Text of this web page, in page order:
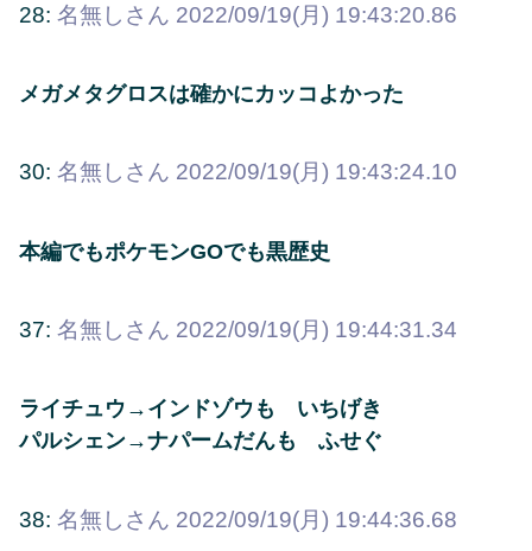
28: 名無しさん 2022/09/19(月) 19:43:20.86
メガメタグロスは確かにカッコよかった
30: 名無しさん 2022/09/19(月) 19:43:24.10
本編でもポケモンGOでも黒歴史
37: 名無しさん 2022/09/19(月) 19:44:31.34
ライチュウ→インドゾウも いちげき
パルシェン→ナパームだんも ふせぐ
38: 名無しさん 2022/09/19(月) 19:44:36.68